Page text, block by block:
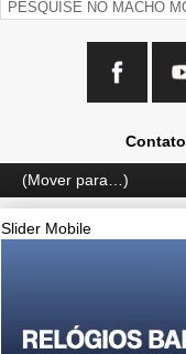
Contato
Slider Mobile